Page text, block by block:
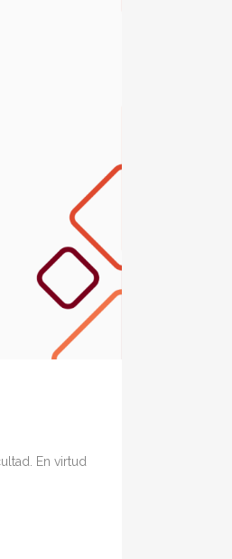
En virtud